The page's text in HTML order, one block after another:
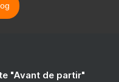
"Avant de partir"